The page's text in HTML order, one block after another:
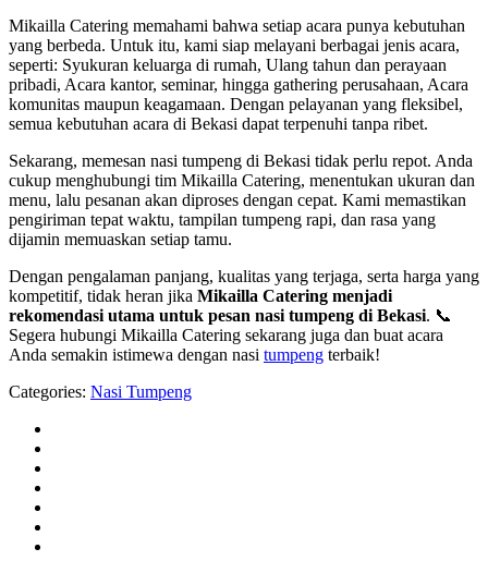
Mikailla Catering memahami bahwa setiap acara punya kebutuhan
yang berbeda. Untuk itu, kami siap melayani berbagai jenis acara,
seperti: Syukuran keluarga di rumah, Ulang tahun dan perayaan
pribadi, Acara kantor, seminar, hingga gathering perusahaan, Acara
komunitas maupun keagamaan. Dengan pelayanan yang fleksibel,
semua kebutuhan acara di Bekasi dapat terpenuhi tanpa ribet.
Sekarang, memesan nasi tumpeng di Bekasi tidak perlu repot. Anda
cukup menghubungi tim Mikailla Catering, menentukan ukuran dan
menu, lalu pesanan akan diproses dengan cepat. Kami memastikan
pengiriman tepat waktu, tampilan tumpeng rapi, dan rasa yang
dijamin memuaskan setiap tamu.
Dengan pengalaman panjang, kualitas yang terjaga, serta harga yang
kompetitif, tidak heran jika Mikailla Catering menjadi
rekomendasi utama untuk pesan nasi tumpeng di Bekasi. 📞
Segera hubungi Mikailla Catering sekarang juga dan buat acara
Anda semakin istimewa dengan nasi tumpeng terbaik!
Categories: Nasi Tumpeng